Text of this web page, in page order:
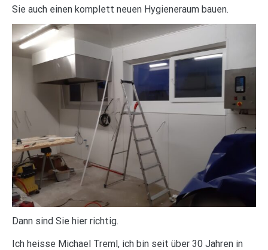
Sie auch einen komplett neuen Hygieneraum bauen.
Dann sind Sie hier richtig.
Ich heisse Michael Treml, ich bin seit über 30 Jahren in